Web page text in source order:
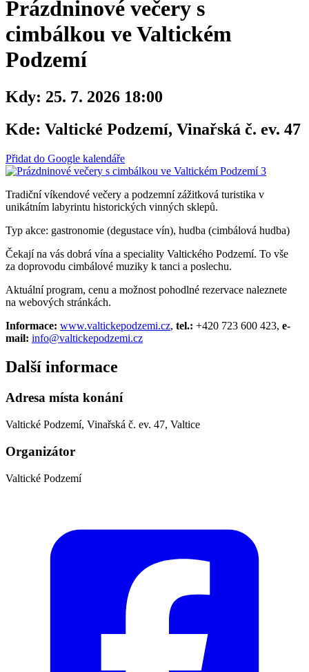
Prázdninové večery s
cimbálkou ve Valtickém
Podzemí
Kdy: 25. 7. 2026 18:00
Kde: Valtické Podzemí, Vinařská č. ev. 47
Přidat do Google kalendáře
Tradiční víkendové večery a podzemní zážitková turistika v
unikátním labyrintu historických vinných sklepů.
Typ akce: gastronomie (degustace vín), hudba (cimbálová hudba)
Čekají na vás dobrá vína a speciality Valtického Podzemí. To vše
za doprovodu cimbálové muziky k tanci a poslechu.
Aktuální program, cenu a možnost pohodlné rezervace naleznete
na webových stránkách.
Informace: www.valtickepodzemi.cz, tel.: +420 723 600 423, e-
mail: info@valtickepodzemi.cz
Další informace
Adresa místa konání
Valtické Podzemí, Vinařská č. ev. 47, Valtice
Organizátor
Valtické Podzemí